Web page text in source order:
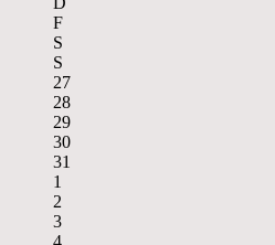
F
S
S
27
28
29
30
31
1
2
3